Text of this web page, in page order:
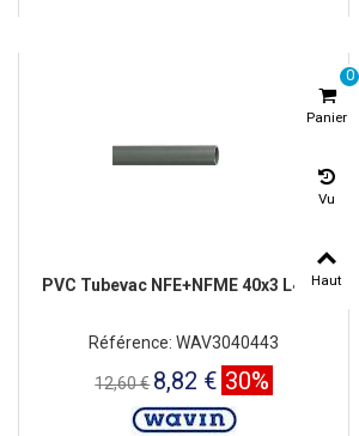
PVC Tubevac NFE+NFME 40x3 L4 BL
Référence: WAV3040443
12,60 € 8,82 € 30%
Panier
0
Vu
Haut